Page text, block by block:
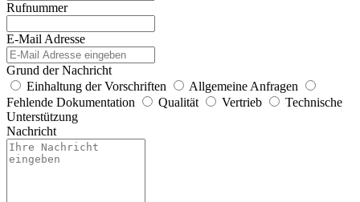
Rufnummer
E-Mail Adresse
Grund der Nachricht
Einhaltung der Vorschriften
Allgemeine Anfragen
Fehlende Dokumentation
Qualität Vertrieb
Technische
Unterstützung
Nachricht